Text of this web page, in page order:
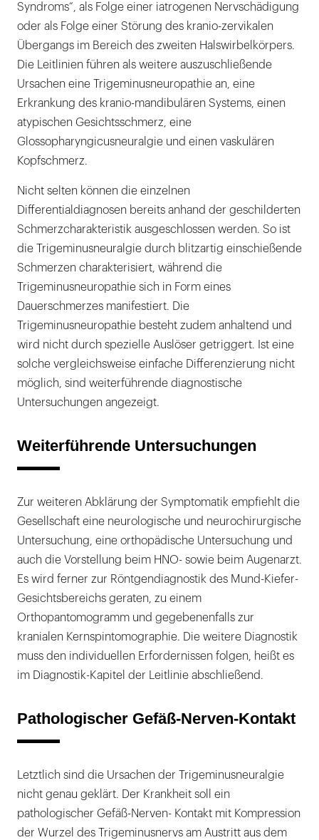
Syndroms“, als Folge einer iatrogenen Nervschädigung
oder als Folge einer Störung des kranio-zervikalen
Übergangs im Bereich des zweiten Halswirbelkörpers.
Die Leitlinien führen als weitere auszuschließende
Ursachen eine Trigeminusneuropathie an, eine
Erkrankung des kranio-mandibulären Systems, einen
atypischen Gesichtsschmerz, eine
Glossopharyngicusneuralgie und einen vaskulären
Kopfschmerz.
Nicht selten können die einzelnen
Differentialdiagnosen bereits anhand der geschilderten
Schmerzcharakteristik ausgeschlossen werden. So ist
die Trigeminusneuralgie durch blitzartig einschießende
Schmerzen charakterisiert, während die
Trigeminusneuropathie sich in Form eines
Dauerschmerzes manifestiert. Die
Trigeminusneuropathie besteht zudem anhaltend und
wird nicht durch spezielle Auslöser getriggert. Ist eine
solche vergleichsweise einfache Differenzierung nicht
möglich, sind weiterführende diagnostische
Untersuchungen angezeigt.
Weiterführende Untersuchungen
Zur weiteren Abklärung der Symptomatik empfiehlt die
Gesellschaft eine neurologische und neurochirurgische
Untersuchung, eine orthopädische Untersuchung und
auch die Vorstellung beim HNO- sowie beim Augenarzt.
Es wird ferner zur Röntgendiagnostik des Mund-Kiefer-
Gesichtsbereichs geraten, zu einem
Orthopantomogramm und gegebenenfalls zur
kranialen Kernspintomographie. Die weitere Diagnostik
muss den individuellen Erfordernissen folgen, heißt es
im Diagnostik-Kapitel der Leitlinie abschließend.
Pathologischer Gefäß-Nerven-Kontakt
Letztlich sind die Ursachen der Trigeminusneuralgie
nicht genau geklärt. Der Krankheit soll ein
pathologischer Gefäß-Nerven- Kontakt mit Kompression
der Wurzel des Trigeminusnervs am Austritt aus dem